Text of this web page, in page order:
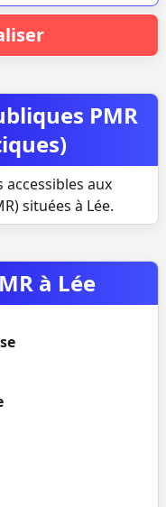
PMR
aux
situées à Lée.
à Lée